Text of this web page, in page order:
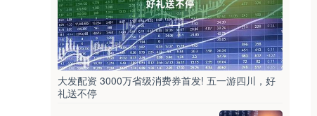
大发配资 3000万省级消费券首发! 五一游四川，好
礼送不停